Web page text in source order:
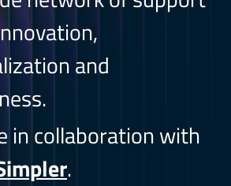
and
in collaboration with
.